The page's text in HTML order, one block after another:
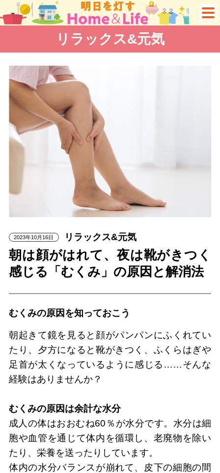
リラックス&元気
2023年10月16日 リラックス&元気
朝は顔がはれて、夜は靴がきつく
感じる「むくみ」の原因と解消法
むくみの原因を知っておこう
朝起きて鏡を見ると顔がパンパンにふくれてい
たり、夕方になると靴がきつく、ふくらはぎや
足首が太くなっているように感じる……そんな
経験はありませんか？
むくみの原因は余計な水分
成人の体はおおむね60％が水分です。水分は細
胞や血管を通じて体内を循環し、老廃物を除い
たり、栄養を送ったりしています。
体内の水分バランスが崩れて、皮下の細胞の間